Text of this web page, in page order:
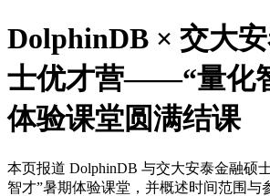
DolphinDB × 交大
士优才营——“量化
体验课堂圆满结课
本页报道 DolphinDB 与交大安泰金融硕
智才”暑期体验课堂，并概述时间范围与